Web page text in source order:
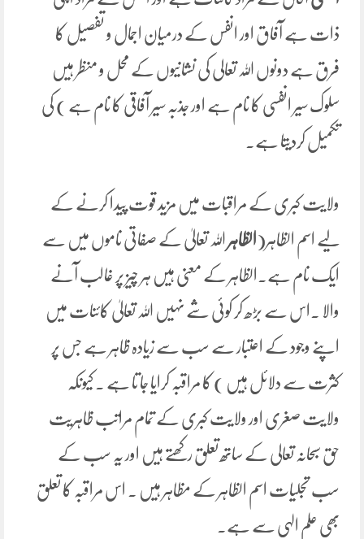
ذات ہے آفاق اور انفس کے درمیان اجمال و تفصیل کا
فرق ہے دونوں اللہ تعالی کی نشانیوں کے محل و منظر ہیں
سلوک سیر انفسی کا نام ہے اور جذبہ سیر آفاقی کا نام ہے ) کی
تکمیل کردیتا ہے۔
ولایت کبری کے مراقبات میں مزید قوت پیدا کرنے کے
لیے اسم الظاہر(الظاہر اللہ تعالیٰ کے صفاتی ناموں میں سے
ایک نام ہے۔الظاہر کے معنی ہیں ہر چیز پر غالب آنے
والا ۔اس سے بڑھ کر کوئی شے نہیں اللہ تعالیٰ کائنات میں
اپنے وجود کے اعتبار سے سب سے زیادہ ظاہر ہے جس پر
کثرت سے دلائل ہیں ) کا مراقبہ کرایا جا تا ہے ۔ کیونکہ
ولایت صغری اور ولایت کبری کے تمام مراتب ظاہریت
حق سبحانہ تعالی کے ساتھ تعلق رکھتے ہیں اور یہ سب کے
سب تجلیات اسم الظاہر کے مظاہر ہیں ۔ اس مراقبہ کا تعلق
بھی علم الہی سے ہے۔